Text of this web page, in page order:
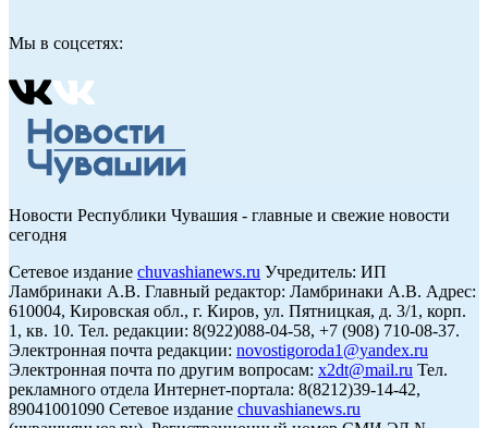
Мы в соцсетях:
Новости Республики Чувашия - главные и свежие новости
сегодня
Сетевое издание chuvashianews.ru Учредитель: ИП
Ламбринаки А.В. Главный редактор: Ламбринаки А.В. Адрес:
610004, Кировская обл., г. Киров, ул. Пятницкая, д. 3/1, корп.
1, кв. 10. Тел. редакции: 8(922)088-04-58, +7 (908) 710-08-37.
Электронная почта редакции: novostigoroda1@yandex.ru
Электронная почта по другим вопросам: x2dt@mail.ru Тел.
рекламного отдела Интернет-портала: 8(8212)39-14-42,
89041001090 Сетевое издание chuvashianews.ru